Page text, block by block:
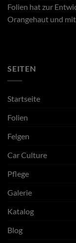
Folien hat zur
Orangehaut und
SEITEN
Startseite
Folien
Felgen
Car Culture
Pflege
Galerie
Katalog
Blog